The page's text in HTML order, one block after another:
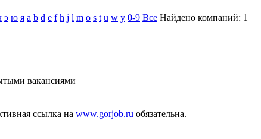
э ю я a b d e f h j l m o s t u w y 0-9 Все Найдено компаний: 1
вакансиями
ссылка на www.gorjob.ru обязательна.